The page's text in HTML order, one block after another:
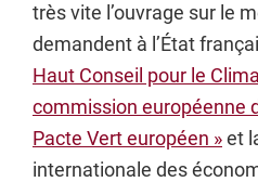
très vite l’ouvrage sur le
demandent à l’État
Haut Conseil pour le
commission européenne
Pacte Vert européen »et
internationale des